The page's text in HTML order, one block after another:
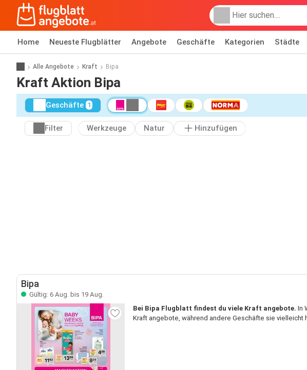
Home Neueste Flugblätter Angebote Geschäfte Kategorien Städte
Alle Angebote Kraft Bipa
Kraft Aktion Bipa
Geschäfte 1
Filter Werkzeuge Natur Hinzufügen
Bipa
Gültig: 6 Aug. bis 19 Aug.
Bei Bipa Flugblatt findest du viele Kraft angebote. In
Kraft angebote, während andere Geschäfte sie vielleicht